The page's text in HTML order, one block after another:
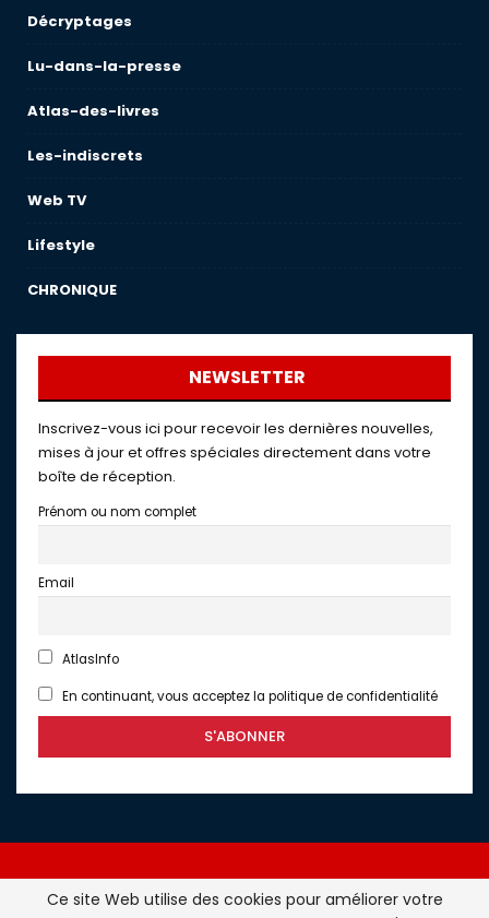
Décryptages
Lu-dans-la-presse
Atlas-des-livres
Les-indiscrets
Web TV
Lifestyle
CHRONIQUE
NEWSLETTER
Inscrivez-vous ici pour recevoir les dernières nouvelles,
mises à jour et offres spéciales directement dans votre
boîte de réception.
Prénom ou nom complet
Email
AtlasInfo
En continuant, vous acceptez la politique de confidentialité
Ce site Web utilise des cookies pour améliorer votre